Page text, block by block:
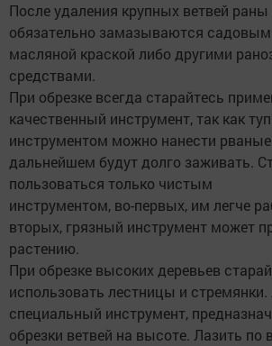
После удаления крупных ветвей раны
обязательно замазываются
масляной краской либо другими
средствами.
При обрезке всегда старайтесь
качественный инструмент, так как
инструментом можно нанести
дальнейшем будут долго заживать.
пользоваться только чистым
инструментом, во-первых, им легче
вторых, грязный инструмент может
растению.
При обрезке высоких деревьев
использовать лестницы и стремянки.
специальный инструмент,
обрезки ветвей на высоте. Лазить по